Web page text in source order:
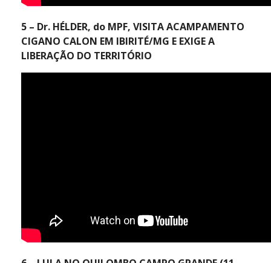
5 – Dr. HÉLDER, do MPF, VISITA ACAMPAMENTO
CIGANO CALON EM IBIRITÉ/MG E EXIGE A
LIBERAÇÃO DO TERRITÓRIO